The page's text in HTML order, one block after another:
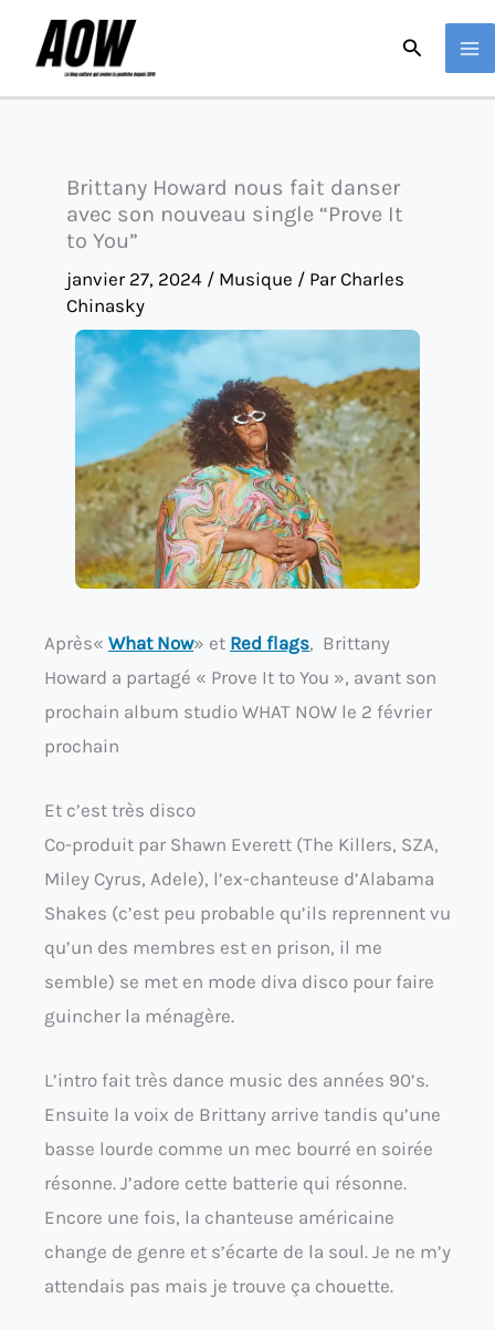
Brittany Howard nous fait danser
avec son nouveau single “Prove It
to You”
janvier 27, 2024 / Musique / ParCharles
Chinasky
Après« What Now» et Red flags, Brittany
Howard a partagé « Prove It to You », avant son
prochain album studio WHAT NOW le 2 février
prochain
Et c’est très disco
Co-produit par Shawn Everett (The Killers, SZA,
Miley Cyrus, Adele), l’ex-chanteuse d’Alabama
Shakes (c’est peu probable qu’ils reprennent vu
qu’un des membres est en prison, il me
semble) se met en mode diva disco pour faire
guincher la ménagère.
L’intro fait très dance music des années 90’s.
Ensuite la voix de Brittany arrive tandis qu’une
basse lourde comme un mec bourré en soirée
résonne. J’adore cette batterie qui résonne.
Encore une fois, la chanteuse américaine
change de genre et s’écarte de la soul. Je ne m’y
attendais pas mais je trouve ça chouette.